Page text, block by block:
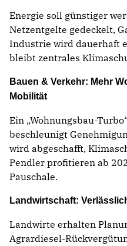
Energie soll günstiger
Netzentgelte gedeckelt,
Industrie wird dauerhaft
bleibt zentrales
Bauen & Verkehr: Mehr
Mobilität
Ein „Wohnungsbau-
beschleunigt
wird abgeschafft,
Pendler profitieren ab
Pauschale.
Landwirtschaft:
Landwirte erhalten
Agrardiesel-